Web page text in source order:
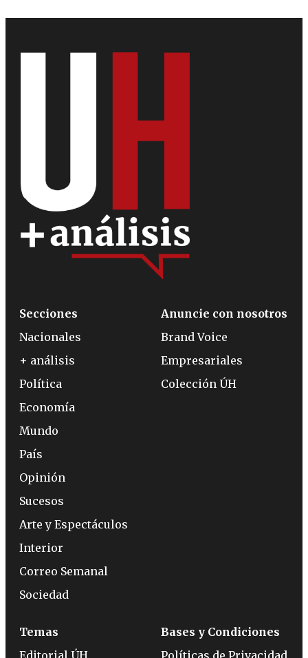
Secciones
Nacionales
+ análisis
Política
Economía
Mundo
País
Opinión
Sucesos
Arte y Espectáculos
Interior
Correo Semanal
Sociedad
Anuncie con nosotros
Brand Voice
Empresariales
Colección ÚH
Temas
Editorial ÚH
Bases y Condiciones
Políticas de Privacidad